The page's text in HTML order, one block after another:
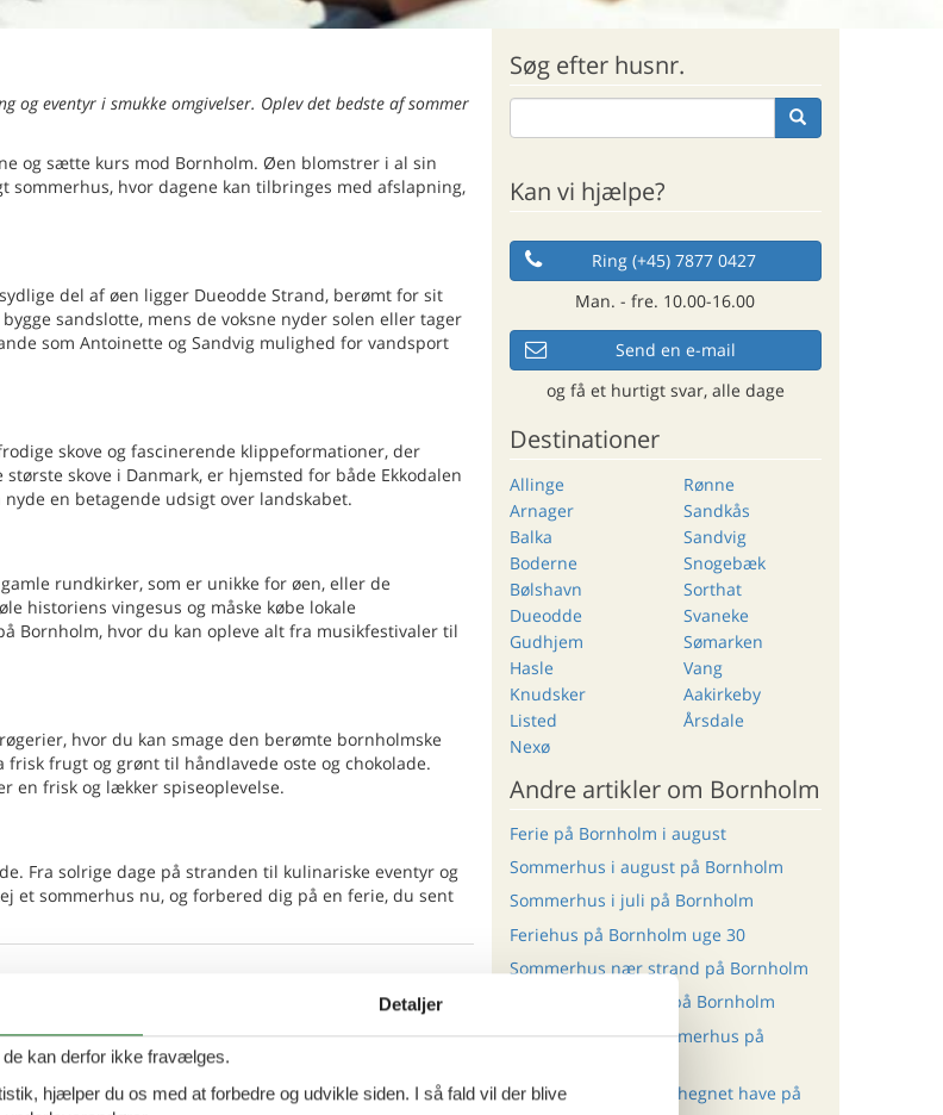
og eventyr i smukke omgivelser. Oplev det bedste af sommer
og sætte kurs mod Bornholm. Øen blomstrer i al sin
sommerhus, hvor dagene kan tilbringes med afslapning,
del af øen ligger Dueodde Strand, berømt for sit
sandslotte, mens de voksne nyder solen eller tager
som Antoinette og Sandvig mulighed for vandsport
skove og fascinerende klippeformationer, der
skove i Danmark, er hjemsted for både Ekkodalen
en betagende udsigt over landskabet.
rundkirker, som er unikke for øen, eller de
historiens vingesus og måske købe lokale
Bornholm, hvor du kan opleve alt fra musikfestivaler til
hvor du kan smage den berømte bornholmske
frugt og grønt til håndlavede oste og chokolade.
en frisk og lækker spiseoplevelse.
Fra solrige dage på stranden til kulinariske eventyr og
et sommerhus nu, og forbered dig på en ferie, du sent
bliver sendt som besked 4
Søg efter husnr.
Kan vi hjælpe?
Ring (+45) 7877 0427
Man. - fre. 10.00-16.00
Send en e-mail
og få et hurtigt svar, alle dage
Destinationer
Allinge
Arnager
Balka
Boderne
Bølshavn
Dueodde
Gudhjem
Hasle
Knudsker
Listed
Nexø
Rønne
Sandkås
Sandvig
Snogebæk
Sorthat
Svaneke
Sømarken
Vang
Aakirkeby
Årsdale
Andre artikler om Bornholm
Ferie på Bornholm i august
Sommerhus i august på Bornholm
Sommerhus i juli på Bornholm
Feriehus på Bornholm uge 30
Sommerhus nær strand på Bornholm
Afbuds sommerhus på Bornholm
Handicapvenligt sommerhus på
Sommerhus med indhegnet have på
Detaljer
kan derfor ikke fravælges.
hjælper du os med at forbedre og udvikle siden. I så fald vil der blive